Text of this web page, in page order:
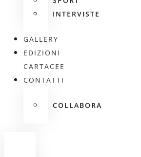
INTERVISTE
GALLERY
EDIZIONI
CARTACEE
CONTATTI
COLLABORA